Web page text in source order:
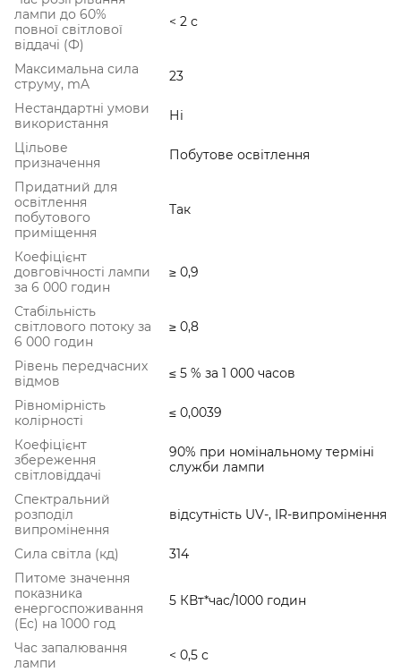
лампи до 60%
повної світлової
віддачі (Ф)
< 2 с
Максимальна сила
струму, mA
23
Нестандартні умови
використання
Ні
Цільове
призначення
Побутове освітлення
Придатний для
освітлення
побутового
приміщення
Так
Коефіцієнт
довговічності лампи
за 6 000 годин
≥ 0,9
Стабільність
світлового потоку за
6 000 годин
≥ 0,8
Рівень передчасних
відмов
≤ 5 % за 1 000 часов
Рівномірність
колірності
≤ 0,0039
Коефіцієнт
збереження
світловіддачі
90% при номінальному терміні
служби лампи
Спектральний
розподіл
випромінення
відсутність UV-, IR-випромінення
Сила світла (кд)
314
Питоме значення
показника
енергоспоживання
(Ес) на 1000 год
5 КВт*час/1000 годин
Час запалювання
лампи
< 0,5 с